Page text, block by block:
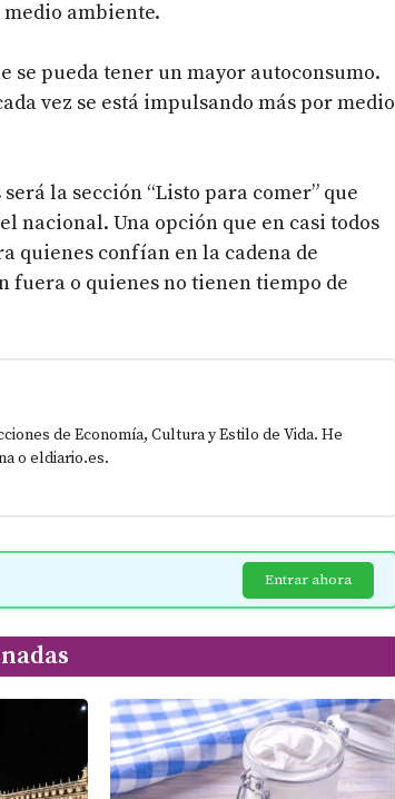
ambiente.
se pueda tener un mayor autoconsumo.
vez se está impulsando más por medio
la sección “Listo para comer” que
nacional. Una opción que en casi todos
quienes confían en la cadena de
fuera o quienes no tienen tiempo de
de Economía, Cultura y Estilo de Vida. He
o eldiario.es.
Entrar ahora